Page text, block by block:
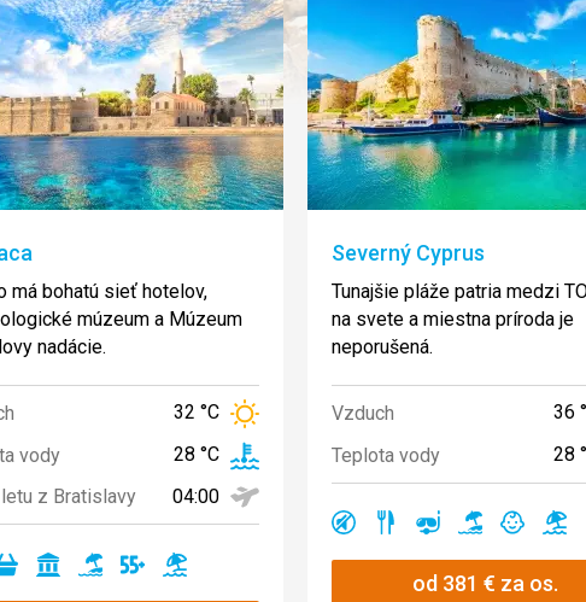
má bohatú sieť hotelov,
múzeum a Múzeum
nadácie.
32 °C
vody
28 °C
letu z Bratislavy
04:00
AnoAnoAnoAno
Severný Cyprus
Tunajšie pláže patria medzi
na svete a miestna príroda je
neporušená.
Vzduch
36
Teplota vody
28
AnoAnoAnoAnoAnoAno
od 381 € za os.